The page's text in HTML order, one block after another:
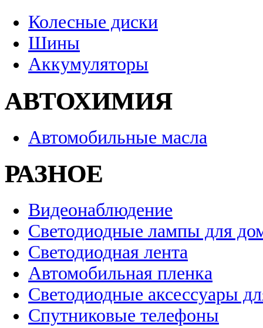
Колесные диски
Шины
Аккумуляторы
АВТОХИМИЯ
Автомобильные масла
РАЗНОЕ
Видеонаблюдение
Светодиодные лампы для
Светодиодная лента
Автомобильная пленка
Светодиодные аксессуары
Спутниковые телефоны